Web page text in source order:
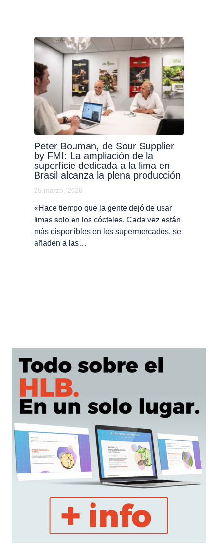
Peter Bouman, de Sour Supplier
by FMI: La ampliación de la
superficie dedicada a la lima en
Brasil alcanza la plena producción
25 marzo, 2026
«Hace tiempo que la gente dejó de usar
limas solo en los cócteles. Cada vez están
más disponibles en los supermercados, se
añaden a las…